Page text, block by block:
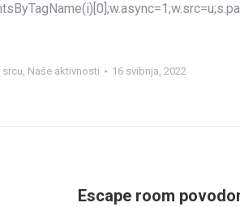
srcu, Naše aktivnosti 16 svibnja, 2022
NextEscape room